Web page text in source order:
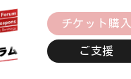
チケット購入
ご支援